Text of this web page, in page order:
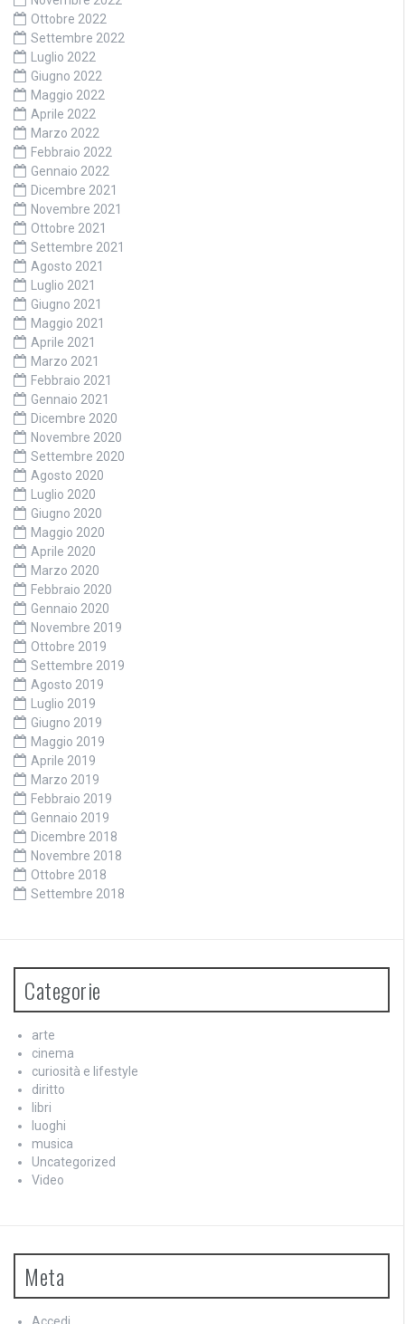
Ottobre 2022
Settembre 2022
Luglio 2022
Giugno 2022
Maggio 2022
Aprile 2022
Marzo 2022
Febbraio 2022
Gennaio 2022
Dicembre 2021
Novembre 2021
Ottobre 2021
Settembre 2021
Agosto 2021
Luglio 2021
Giugno 2021
Maggio 2021
Aprile 2021
Marzo 2021
Febbraio 2021
Gennaio 2021
Dicembre 2020
Novembre 2020
Settembre 2020
Agosto 2020
Luglio 2020
Giugno 2020
Maggio 2020
Aprile 2020
Marzo 2020
Febbraio 2020
Gennaio 2020
Novembre 2019
Ottobre 2019
Settembre 2019
Agosto 2019
Luglio 2019
Giugno 2019
Maggio 2019
Aprile 2019
Marzo 2019
Febbraio 2019
Gennaio 2019
Dicembre 2018
Novembre 2018
Ottobre 2018
Settembre 2018
Categorie
arte
cinema
curiosità e lifestyle
diritto
libri
luoghi
musica
Uncategorized
Video
Meta